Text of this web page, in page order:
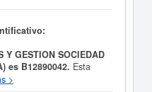
Y GESTION SOCIEDAD
es B12890042. Esta
Actividades de
>